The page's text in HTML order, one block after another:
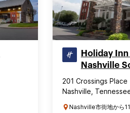
Holiday
Nashville
201 Crossings Place
Nashville,
Nashville市街地から